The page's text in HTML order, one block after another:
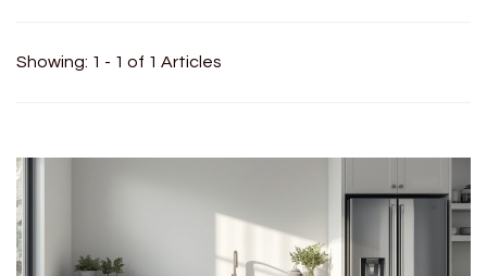
Showing: 1 - 1 of 1 Articles